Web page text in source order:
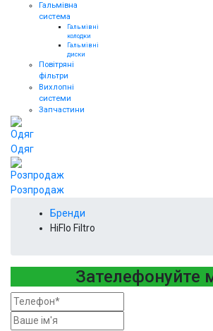
Гальмівна
система
Гальмівні
колодки
Гальмівні
диски
Повітряні
фільтри
Вихлопні
системи
Запчастини
Одяг
Розпродаж
Бренди
HiFlo Filtro
Зателефонуйте